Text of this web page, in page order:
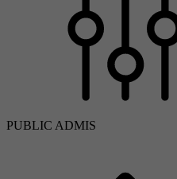
PUBLIC ADMIS